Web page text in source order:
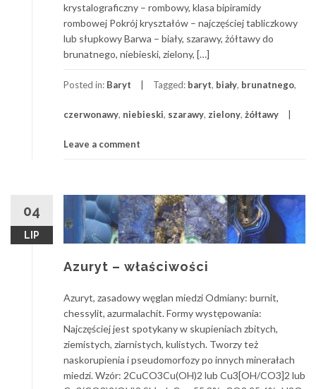
krystalograficzny – rombowy, klasa bipiramidy
rombowej Pokrój kryształów – najczęściej tabliczkowy
lub słupkowy Barwa – biały, szarawy, żółtawy do
brunatnego, niebieski, zielony, […]
Posted in: Baryt Tagged: baryt, biały, brunatnego,
czerwonawy, niebieski, szarawy, zielony, żółtawy
Leave a comment
04
LIP
Azuryt – właściwości
Azuryt, zasadowy węglan miedzi Odmiany: burnit,
chessylit, azurmalachit. Formy występowania:
Najczęściej jest spotykany w skupieniach zbitych,
ziemistych, ziarnistych, kulistych. Tworzy też
naskorupienia i pseudomorfozy po innych minerałach
miedzi. Wzór: 2CuCO3Cu(OH)2 lub Cu3[OH/CO3]2 lub